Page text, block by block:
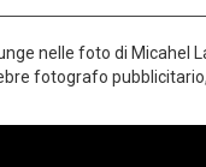
nelle foto di Micahel
fotografo